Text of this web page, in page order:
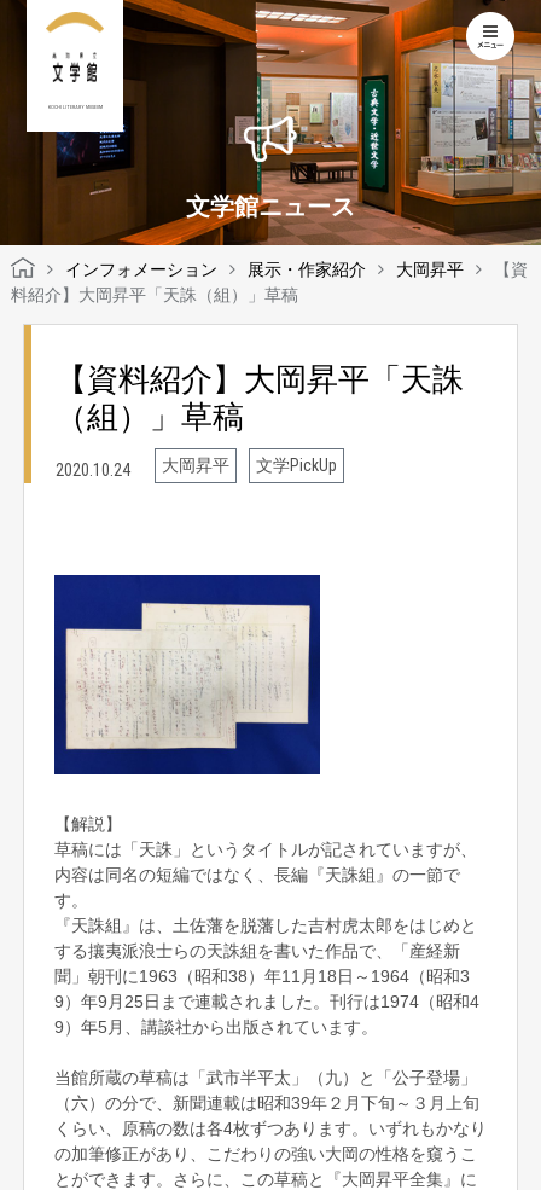
KOCHI LITERARY MUSEUM
文学館ニュース
インフォメーション 展示・作家紹介 大岡昇平
【資
料紹介】大岡昇平「天誅（組）」草稿
【資料紹介】大岡昇平「天誅
（組）」草稿
2020.10.24 大岡昇平 文学PickUp
【解説】
草稿には「天誅」というタイトルが記されていますが、
内容は同名の短編ではなく、長編『天誅組』の一節で
す。
『天誅組』は、土佐藩を脱藩した吉村虎太郎をはじめと
する攘夷派浪士らの天誅組を書いた作品で、「産経新
聞」朝刊に1963（昭和38）年11月18日～1964（昭和3
9）年9月25日まで連載されました。刊行は1974（昭和4
9）年5月、講談社から出版されています。
当館所蔵の草稿は「武市半平太」（九）と「公子登場」
（六）の分で、新聞連載は昭和39年２月下旬～３月上旬
くらい、原稿の数は各4枚ずつあります。いずれもかなり
の加筆修正があり、こだわりの強い大岡の性格を窺うこ
とができます。さらに、この草稿と『大岡昇平全集』に